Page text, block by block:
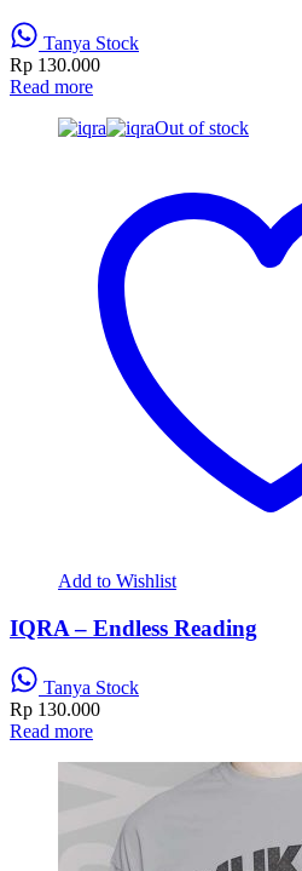
Tanya Stock
Rp 130.000
Read more
Out of stock
Add to Wishlist
IQRA – Endless Reading
Tanya Stock
Rp 130.000
Read more